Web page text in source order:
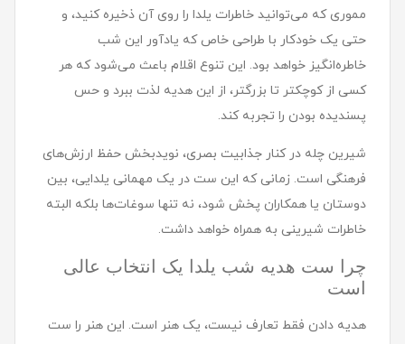
مموری که می‌توانید خاطرات یلدا را روی آن ذخیره کنید، و
حتی یک خودکار با طراحی خاص که یادآور این شب
خاطره‌انگیز خواهد بود. این تنوع اقلام باعث می‌شود که هر
کسی از کوچکتر تا بزرگتر، از این هدیه لذت ببرد و حس
پسندیده بودن را تجربه کند.
شیرین چله در کنار جذابیت بصری، نویدبخش حفظ ارزش‌های
فرهنگی است. زمانی که این ست در یک مهمانی یلدایی، بین
دوستان یا همکاران پخش شود، نه تنها سوغات‌ها بلکه البته
خاطرات شیرینی به همراه خواهد داشت.
چرا ست هدیه شب یلدا یک انتخاب عالی
است
هدیه دادن فقط تعارف نیست، یک هنر است. این هنر را ست